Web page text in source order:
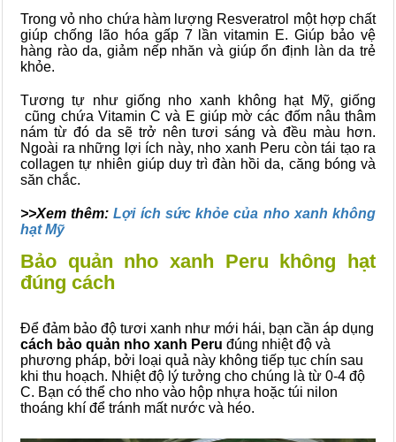
Trong vỏ nho chứa hàm lượng Resveratrol một hợp chất
giúp chống lão hóa gấp 7 lần vitamin E. Giúp bảo vệ
hàng rào da, giảm nếp nhăn và giúp ổn định làn da trẻ
khỏe.
Tương tự như giống nho xanh không hạt Mỹ, giống
cũng chứa Vitamin C và E giúp mờ các đốm nâu thâm
nám từ đó da sẽ trở nên tươi sáng và đều màu hơn.
Ngoài ra những lợi ích này, nho xanh Peru còn tái tạo ra
collagen tự nhiên giúp duy trì đàn hồi da, căng bóng và
săn chắc.
>>Xem thêm:Lợi ích sức khỏe của nho xanh không
hạt Mỹ
Bảo quản nho xanh Peru không hạt
đúng cách
Để đảm bảo độ tươi xanh như mới hái, bạn cần áp dụng
cách bảo quản nho xanh Peru đúng nhiệt độ và
phương pháp, bởi loại quả này không tiếp tục chín sau
khi thu hoạch. Nhiệt độ lý tưởng cho chúng là từ 0-4 độ
C. Bạn có thể cho nho vào hộp nhựa hoặc túi nilon
thoáng khí để tránh mất nước và héo.